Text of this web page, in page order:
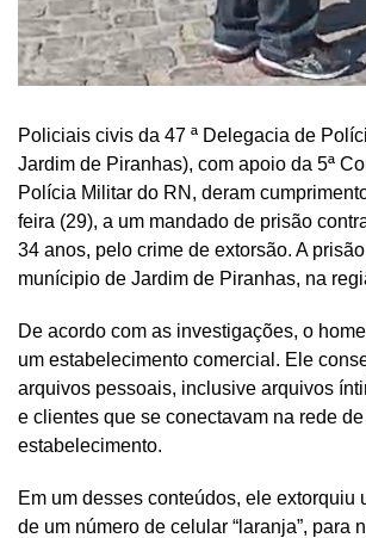
Policiais civis da 47 ª Delegacia de
Jardim de Piranhas), com apoio da 5ª
Polícia Militar do RN, deram
feira (29), a um mandado de prisão
34 anos, pelo crime de extorsão. A
munícipio de Jardim de Piranhas, na
De acordo com as investigações, o
um estabelecimento comercial. Ele
arquivos pessoais, inclusive arquivos
e clientes que se conectavam na rede
estabelecimento.
Em um desses conteúdos, ele extorquiu
de um número de celular “laranja”, para